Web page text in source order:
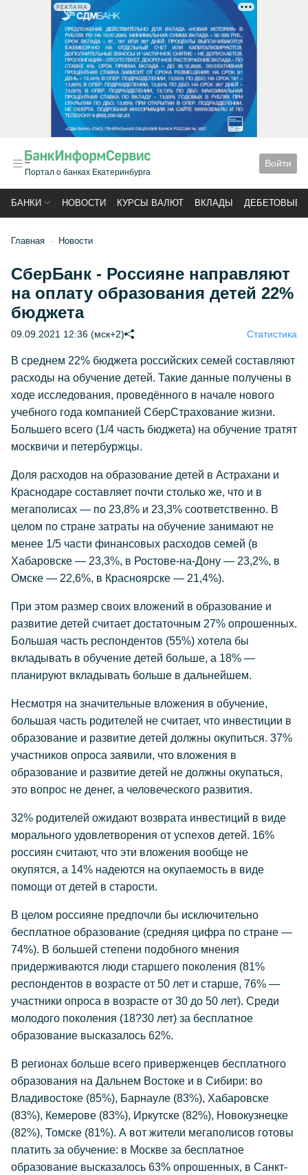
РЕКЛАМА
Портал о банках Екатеринбурга
Войти
БАНКИ НОВОСТИ КУРСЫ ВАЛЮТ ВКЛАДЫ ДЕБЕТОВЫЕ
Главная Новости
СберБанк - Россияне направляют
на оплату образования детей 22%
бюджета
09.09.2021 12:36 (мск+2) Статистика
В среднем 22% бюджета российских семей составляют
расходы на обучение детей. Такие данные получены в
ходе исследования, проведённого в начале нового
учебного года компанией СберСтрахование жизни.
Большего всего (1/4 часть бюджета) на обучение тратят
москвичи и петербуржцы.
Доля расходов на образование детей в Астрахани и
Краснодаре составляет почти столько же, что и в
мегаполисах — по 23,8% и 23,3% соответственно. В
целом по стране затраты на обучение занимают не
менее 1/5 части финансовых расходов семей (в
Хабаровске — 23,3%, в Ростове-на-Дону — 23,2%, в
Омске — 22,6%, в Красноярске — 21,4%).
При этом размер своих вложений в образование и
развитие детей считает достаточным 27% опрошенных.
Большая часть респондентов (55%) хотела бы
вкладывать в обучение детей больше, а 18% —
планируют вкладывать больше в дальнейшем.
Несмотря на значительные вложения в обучение,
большая часть родителей не считает, что инвестиции в
образование и развитие детей должны окупиться. 37%
участников опроса заявили, что вложения в
образование и развитие детей не должны окупаться,
это вопрос не денег, а человеческого развития.
32% родителей ожидают возврата инвестиций в виде
морального удовлетворения от успехов детей. 16%
россиян считают, что эти вложения вообще не
окупятся, а 14% надеются на окупаемость в виде
помощи от детей в старости.
В целом россияне предпочли бы исключительно
бесплатное образование (средняя цифра по стране —
74%). В большей степени подобного мнения
придерживаются люди старшего поколения (81%
респондентов в возрасте от 50 лет и старше, 76% —
участники опроса в возрасте от 30 до 50 лет). Среди
молодого поколения (18?30 лет) за бесплатное
образование высказалось 62%.
В регионах больше всего приверженцев бесплатного
образования на Дальнем Востоке и в Сибири: во
Владивостоке (85%), Барнауле (83%), Хабаровске
(83%), Кемерове (83%), Иркутске (82%), Новокузнецке
(82%), Томске (81%). А вот жители мегаполисов готовы
платить за обучение: в Москве за бесплатное
образование высказалось 63% опрошенных, в Санкт-